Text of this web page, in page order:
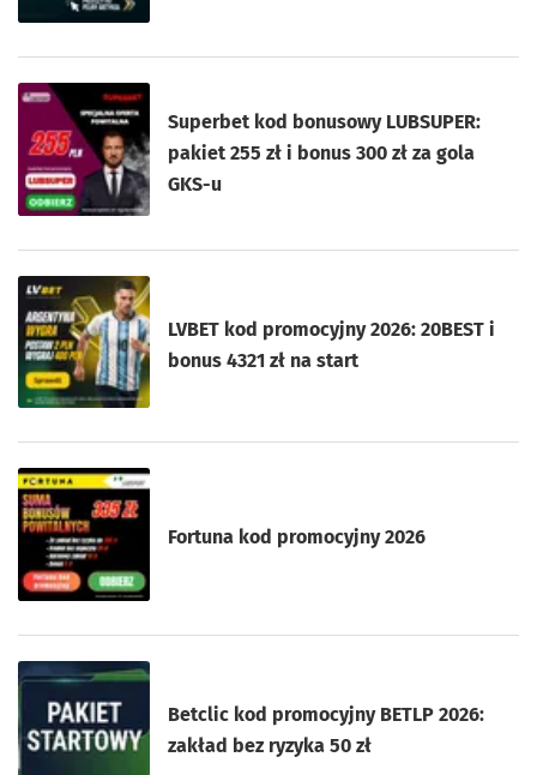
Superbet kod bonusowy LUBSUPER:
pakiet 255 zł i bonus 300 zł za gola
GKS-u
LVBET kod promocyjny 2026: 20BEST i
bonus 4321 zł na start
Fortuna kod promocyjny 2026
Betclic kod promocyjny BETLP 2026:
zakład bez ryzyka 50 zł